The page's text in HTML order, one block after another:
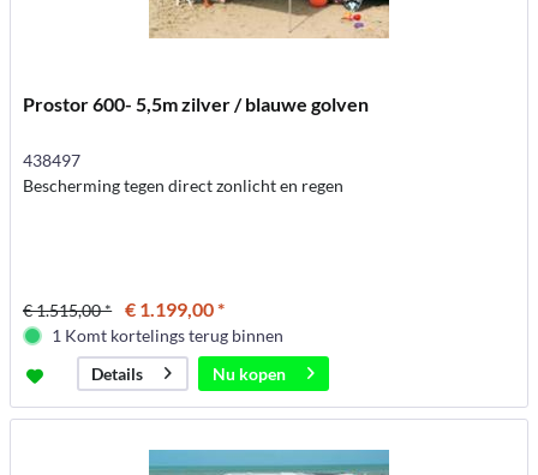
Prostor 600- 5,5m zilver / blauwe golven
438497
Bescherming tegen direct zonlicht en regen
€ 1.515,00 * € 1.199,00 *
1 Komt kortelings terug binnen
Details
Nu kopen